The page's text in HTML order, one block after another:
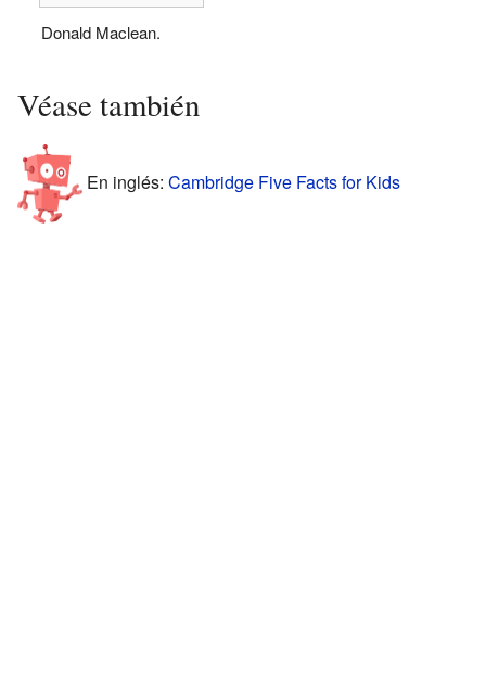
Donald Maclean.
Véase también
En inglés: Cambridge Five Facts for Kids